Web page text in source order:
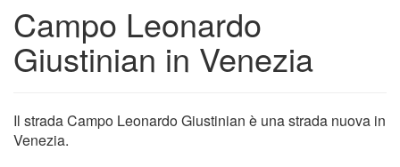
Campo Leonardo
Giustinian in Venezia
Il strada Campo Leonardo Giustinian è una strada nuova in
Venezia.